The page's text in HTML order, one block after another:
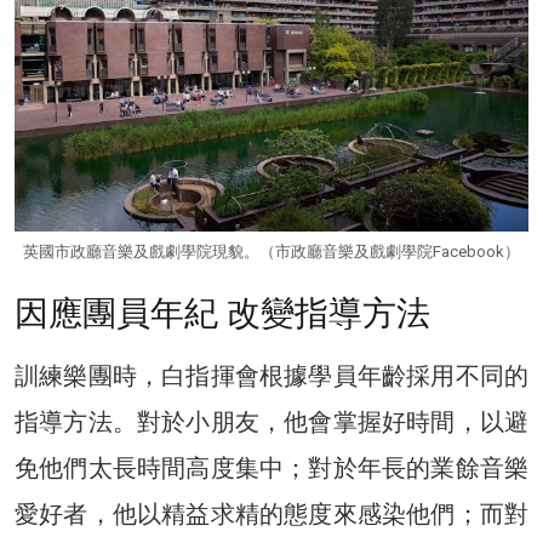
英國市政廳音樂及戲劇學院現貌。（市政廳音樂及戲劇學院Facebook）
因應團員年紀 改變指導方法
訓練樂團時，白指揮會根據學員年齡採用不同的
指導方法。對於小朋友，他會掌握好時間，以避
免他們太長時間高度集中；對於年長的業餘音樂
愛好者，他以精益求精的態度來感染他們；而對